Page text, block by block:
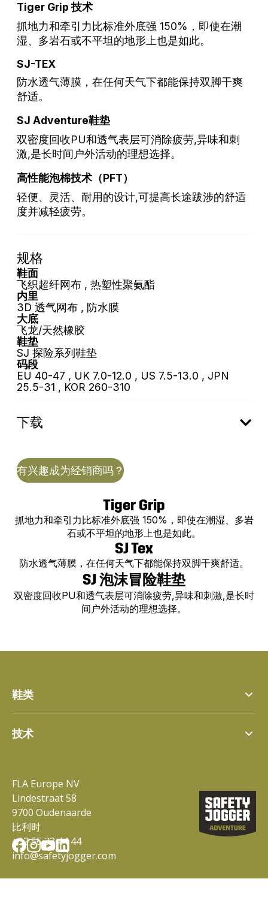
Tiger Grip 技术
抓地力和牵引力比标准外底强 150%，即使在潮
湿、多岩石或不平坦的地形上也是如此。
SJ-TEX
防水透气薄膜，在任何天气下都能保持双脚干爽
舒适。
SJ Adventure鞋垫
双密度回收PU和透气表层可消除疲劳,异味和刺
激,是长时间户外活动的理想选择。
高性能泡棉技术（PFT）
轻便、灵活、耐用的设计,可提高长途跋涉的舒适
度并减轻疲劳。
规格
鞋面
飞织超纤网布 , 热塑性聚氨酯
内里
3D 透气网布 , 防水膜
大底
飞龙/天然橡胶
鞋垫
SJ 探险系列鞋垫
码段
EU 40-47 , UK 7.0-12.0 , US 7.5-13.0 , JPN
25.5-31 , KOR 260-310
下载
有兴趣成为经销商吗？
Tiger Grip
抓地力和牵引力比标准外底强 150%，即使在潮湿、多岩
石或不平坦的地形上也是如此。
SJ Tex
防水透气薄膜，在任何天气下都能保持双脚干爽舒适。
SJ 泡沫冒险鞋垫
双密度回收PU和透气表层可消除疲劳,异味和刺激,是长时
间户外活动的理想选择。
鞋类
Street jr
Logan
Logan jr
技术
360° 舒适体验
Performance Foam Technology
SJ Adventure 泡沫鞋垫
SJ Adventure 泡沫鞋垫 冬季
回收材料
FLA Europe NV
Lindestraat 58
9700 Oudenaarde
比利时
+32 55 33 44 44
info@safetyjogger.com